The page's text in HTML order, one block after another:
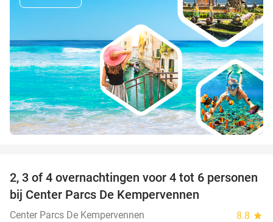
2, 3 of 4 overnachtingen voor 4 tot 6 personen
bij Center Parcs De Kempervennen
Center Parcs De Kempervennen 8.8 star